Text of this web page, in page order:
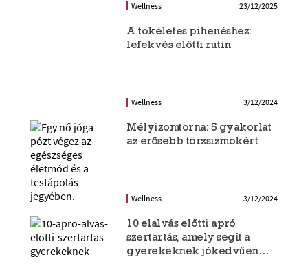
Wellness 23/12/2025
A tökéletes pihenéshez:
lefekvés előtti rutin
Wellness 3/12/2024
Mélyizomtorna: 5 gyakorlat
az erősebb törzsizmokért
Wellness 3/12/2024
10 elalvás előtti apró
szertartás, amely segít a
gyerekeknek jókedvűen